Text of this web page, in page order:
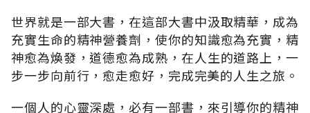
世界就是一部大書，在這部大書中汲取精華，成為
充實生命的精神營養劑，使你的知識愈為充實，精
神愈為煥發，道德愈為成熟，在人生的道路上，一
步一步向前行，愈走愈好，完成完美的人生之旅。
一個人的心靈深處，必有一部書，來引導你的精神